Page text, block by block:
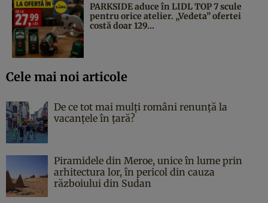
PARKSIDE aduce în LIDL TOP 7 scule
pentru orice atelier. „Vedeta” ofertei
costă doar 129...
Cele mai noi articole
De ce tot mai mulți români renunță la
vacanțele în țară?
Piramidele din Meroe, unice în lume prin
arhitectura lor, în pericol din cauza
războiului din Sudan